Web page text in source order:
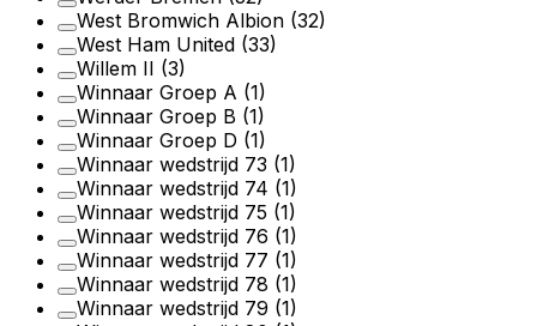
West Bromwich Albion (32)
West Ham United (33)
Willem II (3)
Winnaar Groep A (1)
Winnaar Groep B (1)
Winnaar Groep D (1)
Winnaar wedstrijd 73 (1)
Winnaar wedstrijd 74 (1)
Winnaar wedstrijd 75 (1)
Winnaar wedstrijd 76 (1)
Winnaar wedstrijd 77 (1)
Winnaar wedstrijd 78 (1)
Winnaar wedstrijd 79 (1)